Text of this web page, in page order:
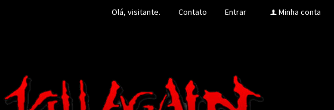
Olá, visitante. Contato Entrar f Minha conta